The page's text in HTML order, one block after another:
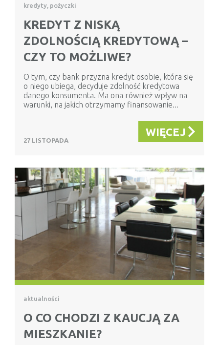
kredyty, pożyczki
KREDYT Z NISKĄ
ZDOLNOŚCIĄ KREDYTOWĄ –
CZY TO MOŻLIWE?
O tym, czy bank przyzna kredyt osobie, która się
o niego ubiega, decyduje zdolność kredytowa
danego konsumenta. Ma ona również wpływ na
warunki, na jakich otrzymamy finansowanie...
27 LISTOPADA
WIĘCEJ
aktualności
O CO CHODZI Z KAUCJĄ ZA
MIESZKANIE?